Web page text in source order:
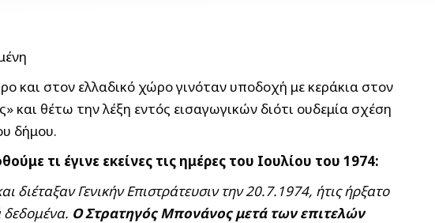
και στον ελλαδικό χώρο γινόταν υποδοχή με κεράκια στον
θέτω την λέξη εντός εισαγωγικών διότι ουδεμία σχέση
δήμου.
τι έγινε εκείνες τις ημέρες του Ιουλίου του 1974:
Γενικήν Επιστράτευσιν την 20.7.1974, ήτις ήρξατο
δεδομένα. Ο Στρατηγός Μπονάνος μετά των επιτελών